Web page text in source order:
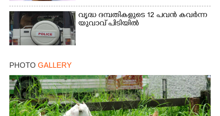
വൃദ്ധ ദമ്പതികളുടെ 12 പവൻ കവർന്ന
യുവാവ് പിടിയിൽ
PHOTO GALLERY